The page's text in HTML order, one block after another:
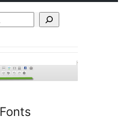
Fonts